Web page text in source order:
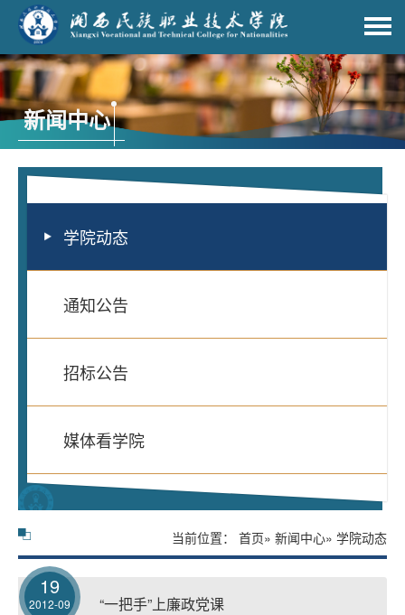
新闻中心
学院动态
通知公告
招标公告
媒体看学院
当前位置： 首页» 新闻中心» 学院动态
19
2012-09 “一把手”上廉政党课